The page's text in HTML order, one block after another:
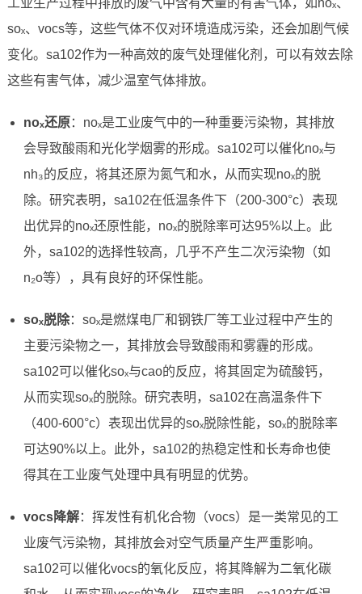
工业生产过程中排放的废气中含有大量的有害气体，如noₓ、
soₓ、vocs等，这些气体不仅对环境造成污染，还会加剧气候
变化。sa102作为一种高效的废气处理催化剂，可以有效去除
这些有害气体，减少温室气体排放。
noₓ还原 ：noₓ是工业废气中的一种重要污染物，其排放
会导致酸雨和光化学烟雾的形成。sa102可以催化noₓ与
nh₃的反应，将其还原为氮气和水，从而实现noₓ的脱
除。研究表明，sa102在低温条件下（200-300°c）表现
出优异的noₓ还原性能，noₓ的脱除率可达95%以上。此
外，sa102的选择性较高，几乎不产生二次污染物（如
n₂o等），具有良好的环保性能。
soₓ脱除：soₓ是燃煤电厂和钢铁厂等工业过程中产生的
主要污染物之一，其排放会导致酸雨和雾霾的形成。
sa102可以催化soₓ与cao的反应，将其固定为硫酸钙，
从而实现soₓ的脱除。研究表明，sa102在高温条件下
（400-600°c）表现出优异的soₓ脱除性能，soₓ的脱除率
可达90%以上。此外，sa102的热稳定性和长寿命也使
得其在工业废气处理中具有明显的优势。
vocs降解：挥发性有机化合物（vocs）是一类常见的工
业废气污染物，其排放会对空气质量产生严重影响。
sa102可以催化vocs的氧化反应，将其降解为二氧化碳